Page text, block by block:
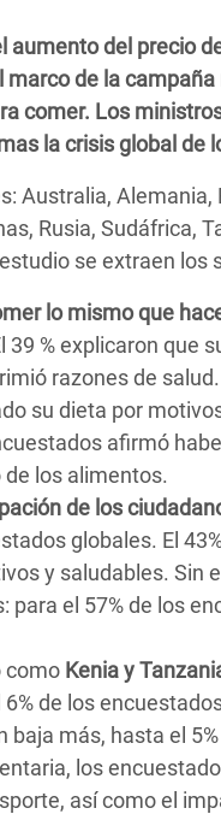
Rohinyá
del precio
de la campaña
comer. Los
la crisis global de
Australia, Alemania,
Rusia, Sudáfrica,
se extraen los
lo mismo que
% explicaron que
razones de
su dieta por
afirmó
los alimentos.
de los
globales. El
y saludables. Sin
el 57% de los
como Kenia y
de los
más, hasta el
los
así como el